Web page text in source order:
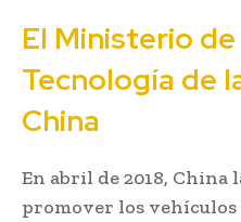
El Ministerio
Tecnología de
China
En abril de 2018, China
promover los vehículos